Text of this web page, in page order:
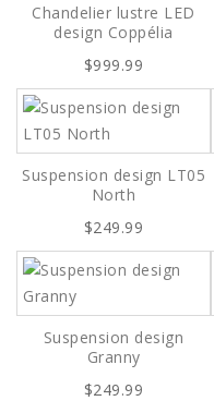
Chandelier lustre LED
design Coppélia
$999.99
Suspension design LT05
North
$249.99
Suspension design
Granny
$249.99